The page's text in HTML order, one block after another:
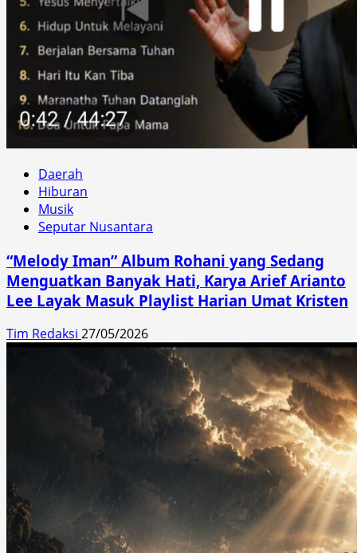
Daerah
Hiburan
Musik
Seputar Nusantara
“Melody Iman” Album Rohani yang Sedang
Menguatkan Banyak Hati, Karya Arief Arianto
Lee Layak Masuk Playlist Harian Umat Kristen
Tim Redaksi 27/05/2026